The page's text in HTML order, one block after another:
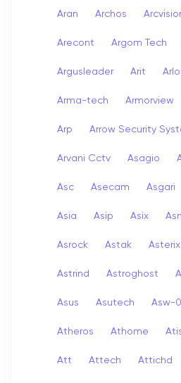
Aran Archos
Arecont Argom Tech
Argusleader Arit
Arma-tech Armorview
Arp Arrow Security
Arvani Cctv Asagio
Asc Asecam Asgari
Asia Asip Asix
Asrock Astak Asterix
Astrind Astroghost
Asus Asutech Asw-
Atheros Athome
Att Attech Attichd